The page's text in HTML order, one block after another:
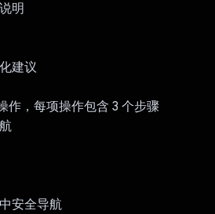
明
建议
作，每项操作包含 3 个步骤
安全导航